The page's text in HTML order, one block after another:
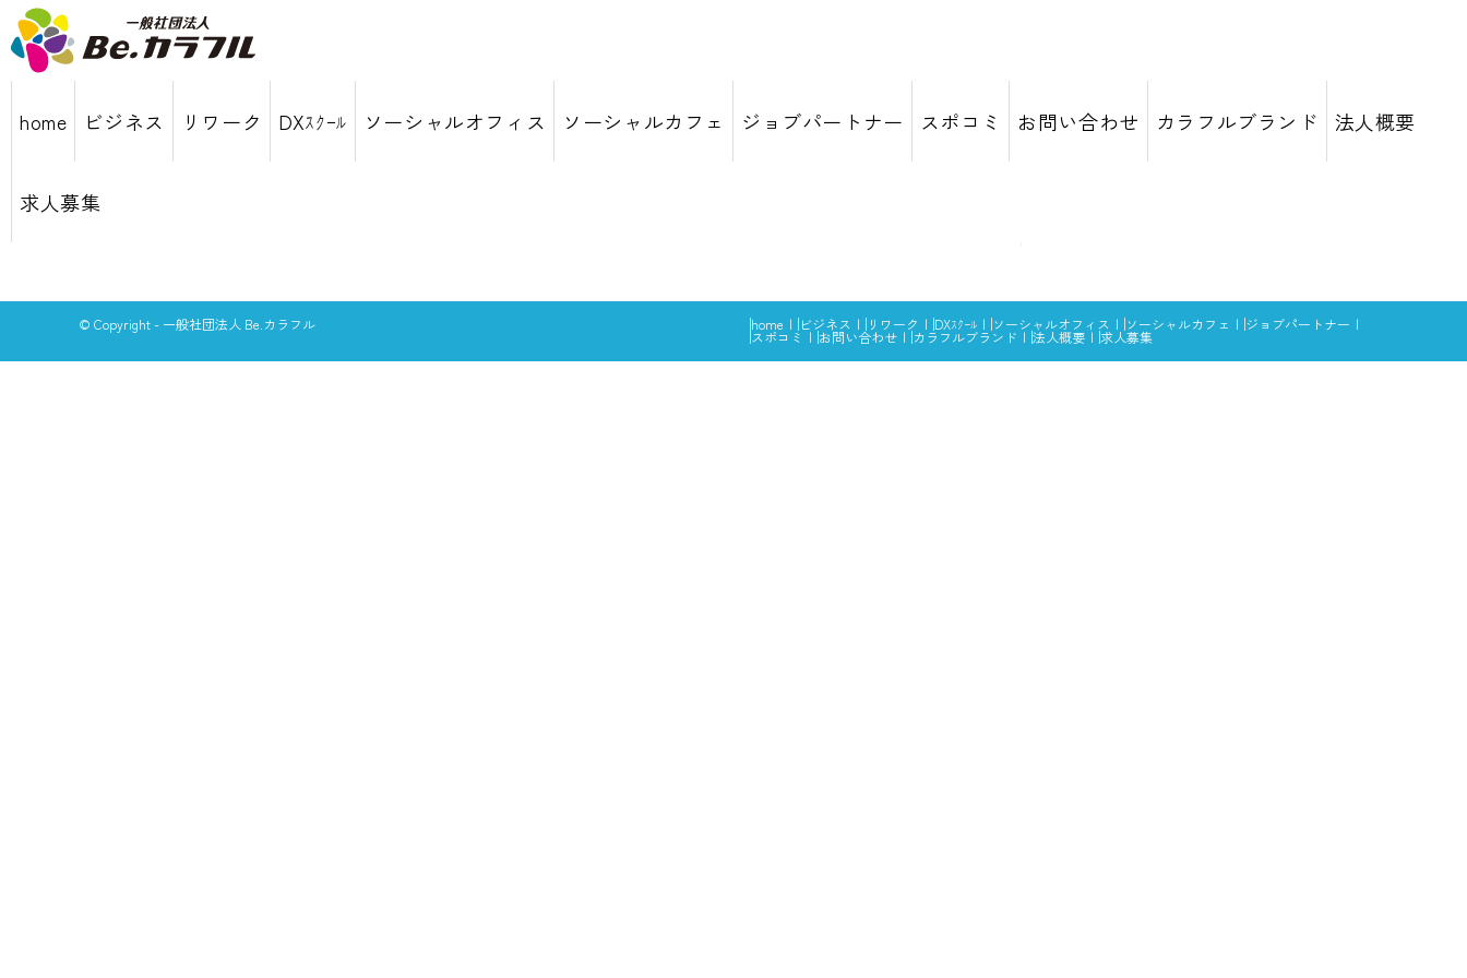
home ビジネス リワーク DXｽｸｰﾙ ソーシャルオフィス ソーシャルカフェ ジョブパートナー スポコミ お問い合わせ カラフルブランド 法人概要
求人募集
home ビジネス リワーク DXｽｸｰﾙ ソーシャルオフィス ソーシャルカフェ ジョブパートナー
スポコミ お問い合わせ カラフルブランド 法人概要 求人募集
© Copyright - 一般社団法人 Be.カラフル